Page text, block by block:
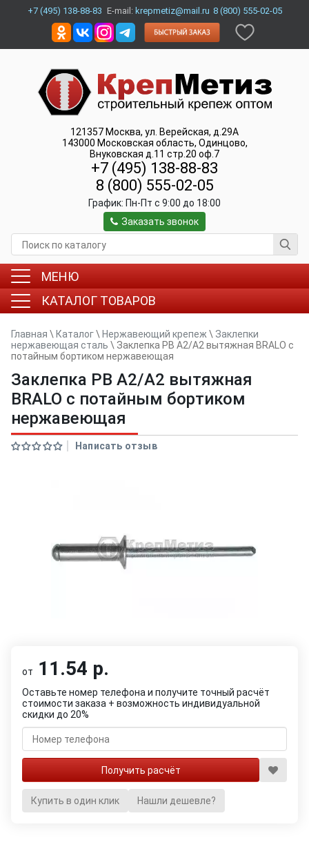
+7 (495) 138-88-83 E-mail: krepmetiz@mail.ru 8 (800) 555-02-05
121357 Москва, ул. Верейская, д.29А
143000 Московская область, Одинцово,
Внуковская д.11 стр.20 оф.7
+7 (495) 138-88-83
8 (800) 555-02-05
График: Пн-Пт c 9:00 до 18:00
Заказать звонок
МЕНЮ
КАТАЛОГ ТОВАРОВ
Главная \ Каталог\ Нержавеющий крепеж \ Заклепки
нержавеющая сталь \ Заклепка PB А2/А2 вытяжная BRALO с
потайным бортиком нержавеющая
Заклепка PB А2/А2 вытяжная
BRALO с потайным бортиком
нержавеющая
Написать отзыв
от 11.54 р.
Оставьте номер телефона и получите точный расчёт
стоимости заказа + возможность индивидуальной
скидки до 20%
Купить в один клик Нашли дешевле?